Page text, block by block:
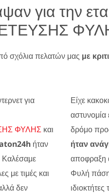
για την
σχόλια πελατών μας με
για
ΦΥΛΗΣ και
ήταν
με τιμές και
δεν
Είχε
αστυνομία
δρόμο
ήταν
αποφραξη
Φυλή
ιδιοκτήτες